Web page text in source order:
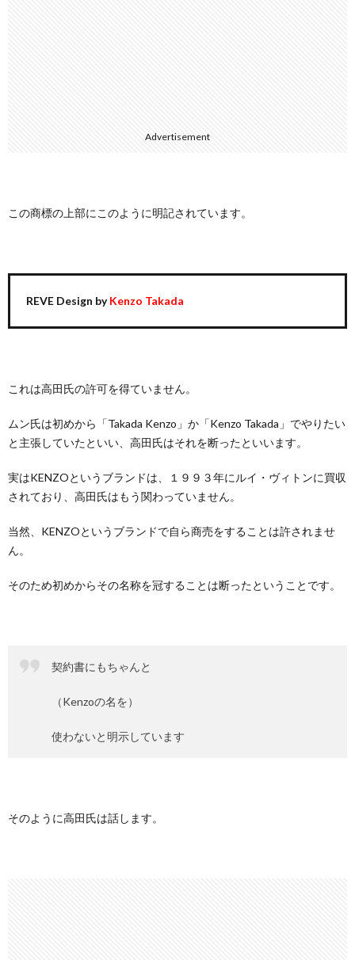
Advertisement
この商標の上部にこのように明記されています。
REVE Design byKenzo Takada
これは高田氏の許可を得ていません。
ムン氏は初めから「Takada Kenzo」か「Kenzo Takada」でやりたい
と主張していたといい、高田氏はそれを断ったといいます。
実はKENZOというブランドは、１９９３年にルイ・ヴィトンに買収
されており、高田氏はもう関わっていません。
当然、KENZOというブランドで自ら商売をすることは許されませ
ん。
そのため初めからその名称を冠することは断ったということです。
契約書にもちゃんと
（Kenzoの名を）
使わないと明示しています
そのように高田氏は話します。